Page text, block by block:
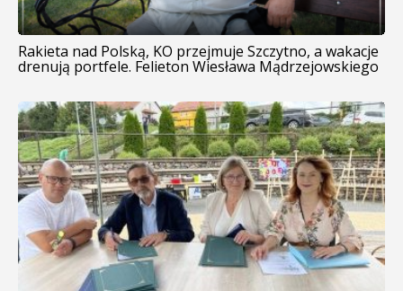
Rakieta nad Polską, KO przejmuje Szczytno, a wakacje
drenują portfele. Felieton Wiesława Mądrzejowskiego